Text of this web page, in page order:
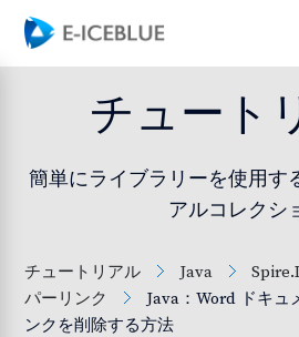
チュート
簡単にライブラリーを使用す
アルコレクシ
チュートリアル Java
パーリンク
Java：Word ドキュ
ンクを削除する方法